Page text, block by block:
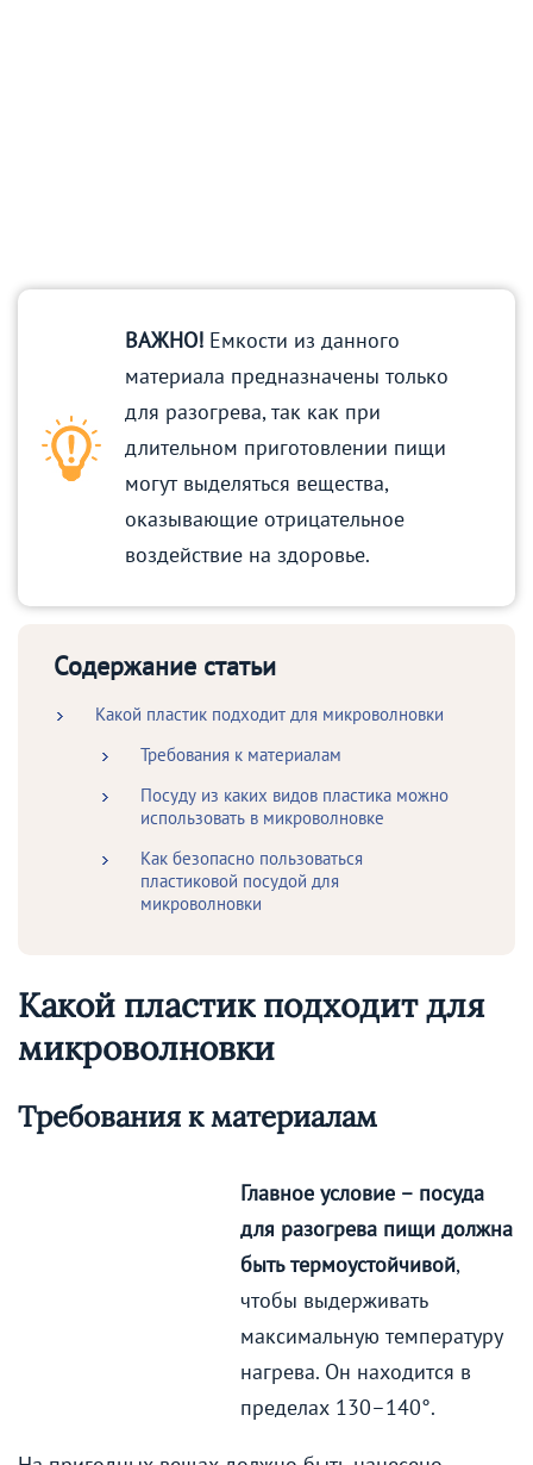
ВАЖНО! Емкости из данного
материала предназначены только
для разогрева, так как при
длительном приготовлении пищи
могут выделяться вещества,
оказывающие отрицательное
воздействие на здоровье.
Содержание статьи
Какой пластик подходит для микроволновки
Требования к материалам
Посуду из каких видов пластика можно
использовать в микроволновке
Как безопасно пользоваться
пластиковой посудой для
микроволновки
Какой пластик подходит для
микроволновки
Требования к материалам
Главное условие – посуда
для разогрева пищи должна
быть термоустойчивой,
чтобы выдерживать
максимальную температуру
нагрева. Он находится в
пределах 130–140°.